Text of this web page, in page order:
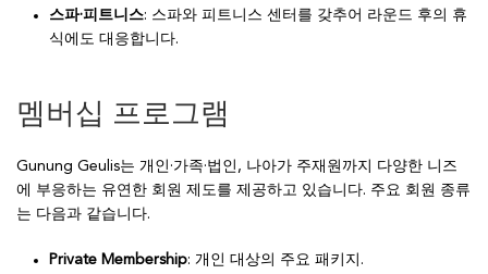
스파·피트니스: 스파와 피트니스 센터를 갖추어 라운드 후의 휴
식에도 대응합니다.
멤버십 프로그램
Gunung Geulis는 개인·가족·법인, 나아가 주재원까지 다양한 니즈
에 부응하는 유연한 회원 제도를 제공하고 있습니다. 주요 회원 종류
는 다음과 같습니다.
Private Membership: 개인 대상의 주요 패키지.